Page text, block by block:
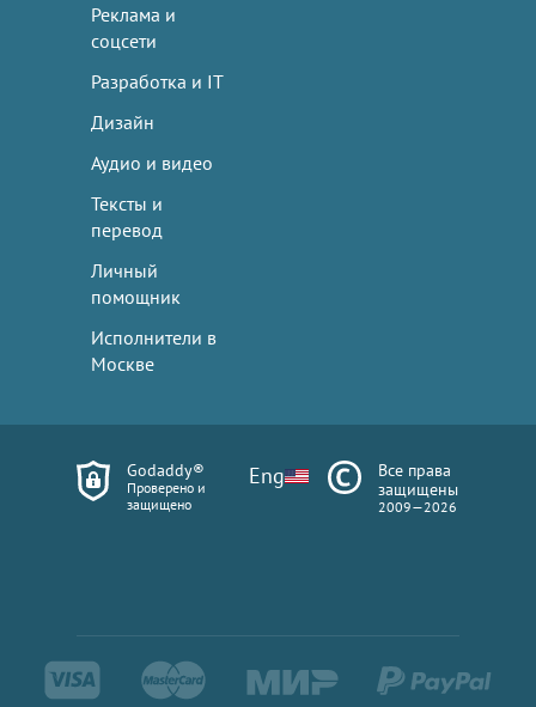
Реклама и
соцсети
Разработка и IT
Дизайн
Аудио и видео
Тексты и
перевод
Личный
помощник
Исполнители в
Москве
Godaddy®
Проверено и
защищено
Eng
Все права
защищены
2009—2026